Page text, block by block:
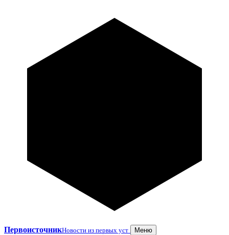
ПервоисточникНовости из первых уст Меню